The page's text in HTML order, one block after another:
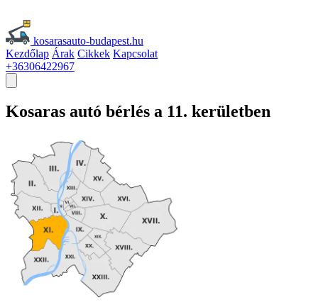
kosarasauto-budapest.hu
Kezdőlap Árak Cikkek Kapcsolat
+36306422967
Kosaras autó bérlés a 11. kerületben